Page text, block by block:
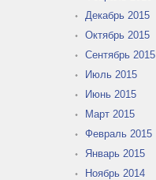
Декабрь 2015
Октябрь 2015
Сентябрь 2015
Июль 2015
Июнь 2015
Март 2015
Февраль 2015
Январь 2015
Ноябрь 2014